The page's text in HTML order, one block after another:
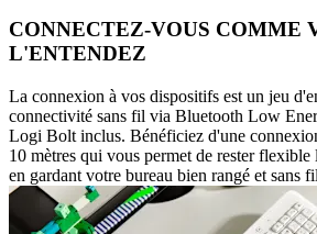
CONNECTEZ-VOUS COMME
L'ENTENDEZ
La connexion à vos dispositifs est un jeu
connectivité sans fil via Bluetooth Low
Logi Bolt inclus. Bénéficiez d'une
10 mètres qui vous permet de rester
en gardant votre bureau bien rangé et sans